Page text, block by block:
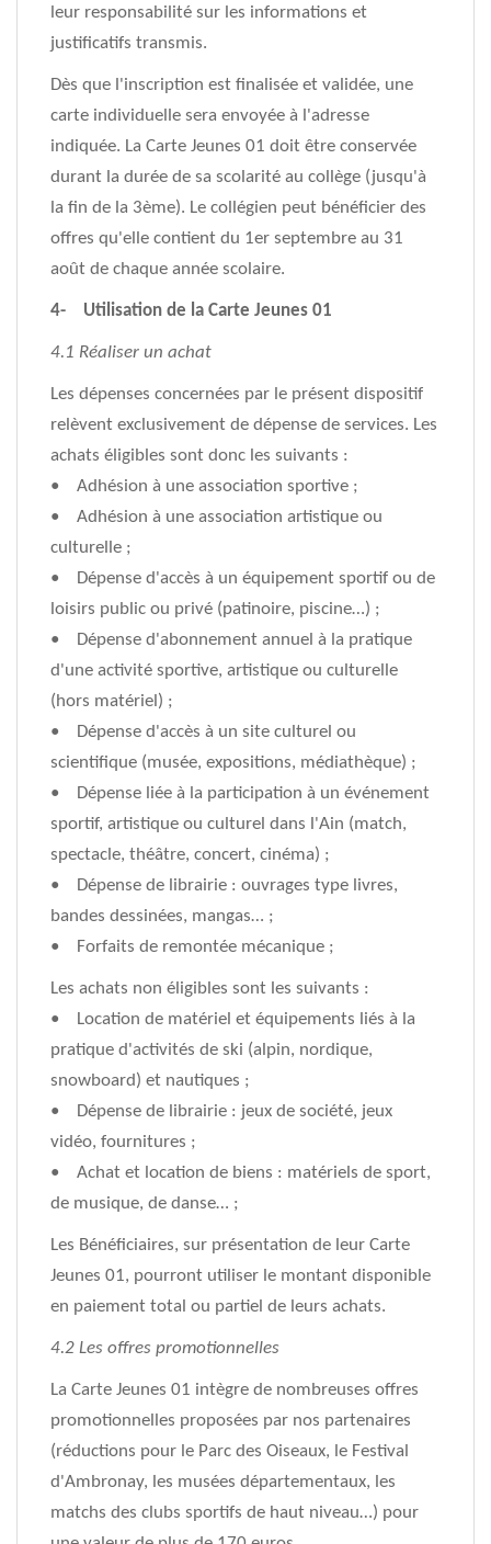
leur responsabilité sur les informations et
justificatifs transmis.
Dès que l'inscription est finalisée et validée, une
carte individuelle sera envoyée à l'adresse
indiquée. La Carte Jeunes 01 doit être conservée
durant la durée de sa scolarité au collège (jusqu'à
la fin de la 3ème). Le collégien peut bénéficier des
offres qu'elle contient du 1er septembre au 31
août de chaque année scolaire.
4- Utilisation de la Carte Jeunes 01
4.1 Réaliser un achat
Les dépenses concernées par le présent dispositif
relèvent exclusivement de dépense de services. Les
achats éligibles sont donc les suivants :
• Adhésion à une association sportive ;
• Adhésion à une association artistique ou
culturelle ;
• Dépense d'accès à un équipement sportif ou de
loisirs public ou privé (patinoire, piscine…) ;
• Dépense d'abonnement annuel à la pratique
d'une activité sportive, artistique ou culturelle
(hors matériel) ;
• Dépense d'accès à un site culturel ou
scientifique (musée, expositions, médiathèque) ;
• Dépense liée à la participation à un événement
sportif, artistique ou culturel dans l'Ain (match,
spectacle, théâtre, concert, cinéma) ;
• Dépense de librairie : ouvrages type livres,
bandes dessinées, mangas… ;
• Forfaits de remontée mécanique ;
Les achats non éligibles sont les suivants :
• Location de matériel et équipements liés à la
pratique d'activités de ski (alpin, nordique,
snowboard) et nautiques ;
• Dépense de librairie : jeux de société, jeux
vidéo, fournitures ;
• Achat et location de biens : matériels de sport,
de musique, de danse… ;
Les Bénéficiaires, sur présentation de leur Carte
Jeunes 01, pourront utiliser le montant disponible
en paiement total ou partiel de leurs achats.
4.2 Les offres promotionnelles
La Carte Jeunes 01 intègre de nombreuses offres
promotionnelles proposées par nos partenaires
(réductions pour le Parc des Oiseaux, le Festival
d'Ambronay, les musées départementaux, les
matchs des clubs sportifs de haut niveau…) pour